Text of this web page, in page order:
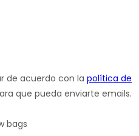
de acuerdo con la política de
que pueda enviarte emails.